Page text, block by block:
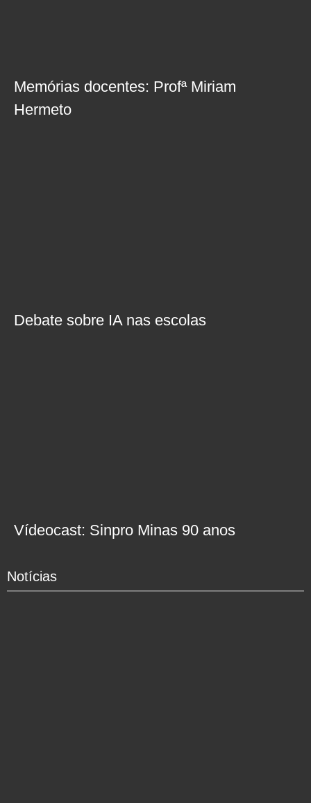
Memórias docentes: Profª Miriam
Hermeto
Debate sobre IA nas escolas
Vídeocast: Sinpro Minas 90 anos
Notícias